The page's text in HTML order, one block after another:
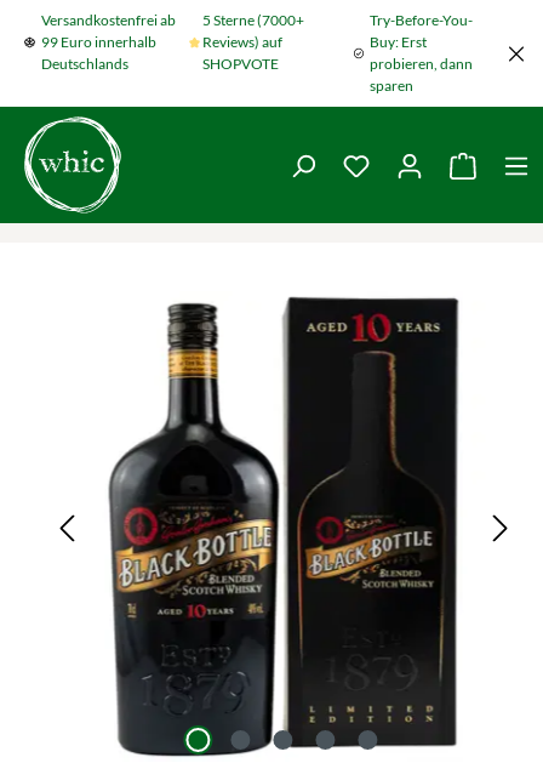
Zum Hauptinhalt springen
Versandkostenfrei ab
99 Euro innerhalb
Deutschlands
5 Sterne (7000+
Reviews) auf
SHOPVOTE
Try-Before-You-
Buy: Erst
probieren, dann
sparen
Du hast 0
Bildergalerie überspringen